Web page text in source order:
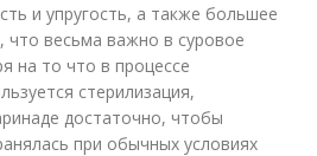
и упругость, а также большее
что весьма важно в суровое
на то что в процессе
стерилизация,
достаточно, чтобы
при обычных условиях